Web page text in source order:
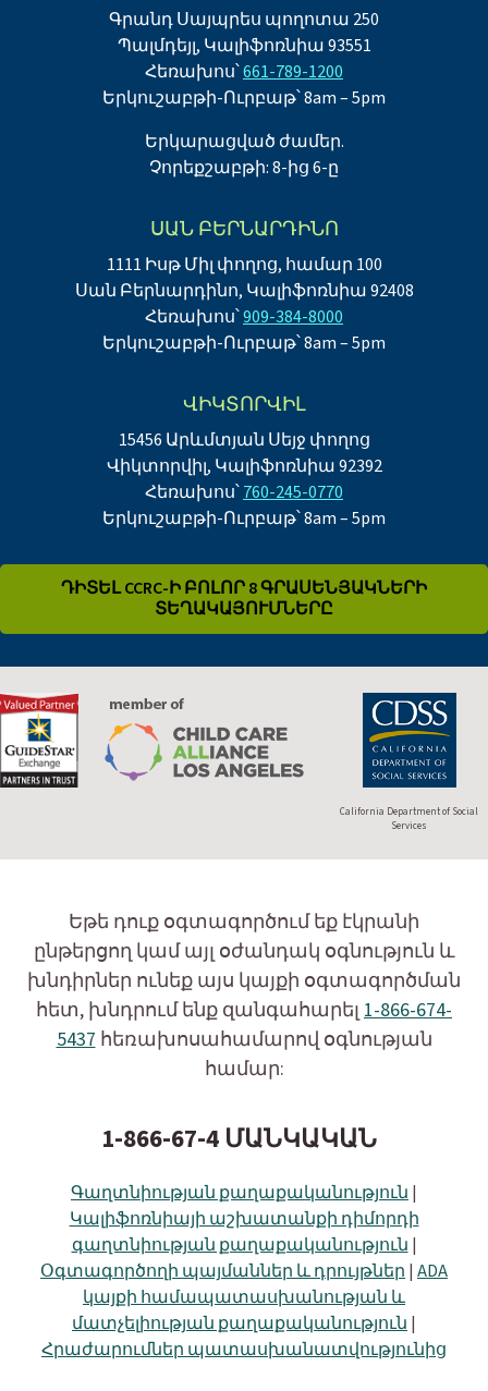
Գրանդ Սայպրես պողոտա 250
Պալմդեյլ, Կալիֆոռնիա 93551
Հեռախոս՝661-789-1200
Երկուշաբթի-Ուրբաթ՝ 8am – 5pm
Երկարացված ժամեր.
Չորեքշաբթի: 8-ից 6-ը
ՍԱՆ ԲԵՐՆԱՐԴԻՆՈ
1111 Իսթ Միլ փողոց, համար 100
Սան Բերնարդինո, Կալիֆոռնիա 92408
Հեռախոս՝909-384-8000
Երկուշաբթի-Ուրբաթ՝ 8am – 5pm
ՎԻԿՏՈՐՎԻԼ
15456 Արևմտյան Սեյջ փողոց
Վիկտորվիլ, Կալիֆոռնիա 92392
Հեռախոս՝760-245-0770
Երկուշաբթի-Ուրբաթ՝ 8am – 5pm
ԴԻՏԵԼ CCRC-Ի ԲՈԼՈՐ 8 ԳՐԱՍԵՆՅԱԿՆԵՐԻ
ՏԵՂԱԿԱՅՈՒՄՆԵՐԸ
California Department of Social
Services
Եթե դուք օգտագործում եք էկրանի
ընթերցող կամ այլ օժանդակ օգնություն և
խնդիրներ ունեք այս կայքի օգտագործման
հետ, խնդրում ենք զանգահարել 1-866-674-
5437 հեռախոսահամարով օգնության
համար:
1-866-67-4 ՄԱՆԿԱԿԱՆ
Գաղտնիության քաղաքականություն |
Կալիֆոռնիայի աշխատանքի դիմորդի
գաղտնիության քաղաքականություն |
Օգտագործողի պայմաններ և դրույթներ | ADA
կայքի համապատասխանության և
մատչելիության քաղաքականություն |
Հրաժարումներ պատասխանատվությունից